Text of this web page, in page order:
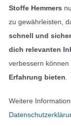
Alle
Stoffe Hemmers
zu gewährleisten,
schnell und sicher
dich relevanten
verbessern können
Erfahrung bieten
Weitere